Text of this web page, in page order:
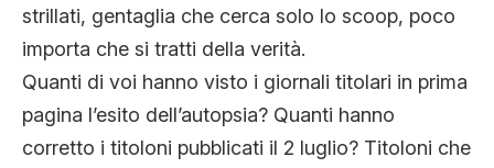
strillati, gentaglia che cerca solo lo scoop, poco
importa che si tratti della verità.
Quanti di voi hanno visto i giornali titolari in prima
pagina l’esito dell’autopsia? Quanti hanno
corretto i titoloni pubblicati il 2 luglio? Titoloni che